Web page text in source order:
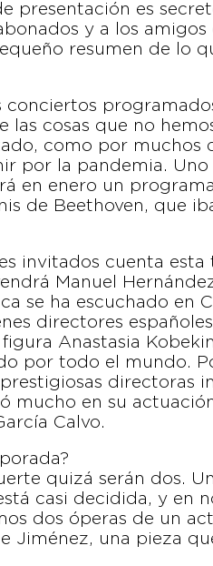
presentación es
y a los
resumen de lo
conciertos
las cosas que no
como por muchos
por la pandemia. Uno
en enero un
de Beethoven, que
invitados cuenta esta
Manuel
se ha escuchado en
directores
Anastasia
por todo el mundo.
directoras
mucho en su
Calvo.
quizá serán dos.
casi decidida, y en
dos óperas de un
Jiménez, una pieza